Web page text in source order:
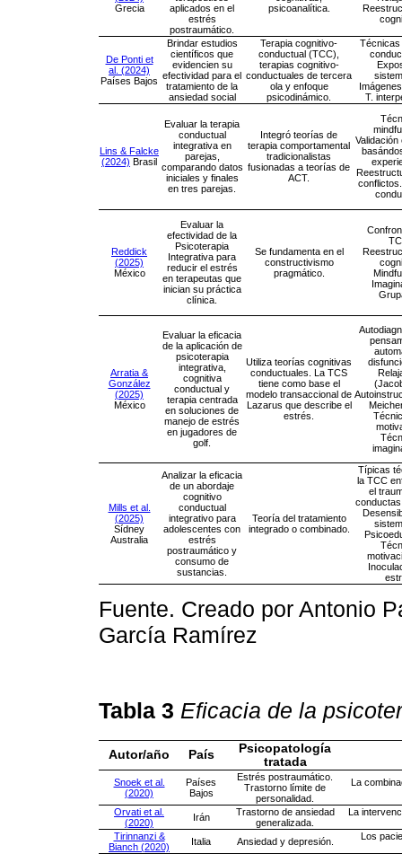
Grecia
aplicados en el
estrés
postraumático.
psicoanalítica.
De Ponti et
al. (2024)
Países Bajos
Brindar estudios
científicos que
evidencien su
efectividad para el
tratamiento de la
ansiedad social
Terapia cognitivo-
conductual (TCC),
terapias cognitivo-
conductuales de tercera
ola y enfoque
psicodinámico.
Técnicas
T.
Lins & Falcke
(2024) Brasil
Evaluar la terapia
conductual
integrativa en
parejas,
comparando datos
iniciales y finales
en tres parejas.
Integró teorías de
terapia comportamental
tradicionalistas
fusionadas a teorías de
ACT.
Validación
Reddick
(2025)
México
Evaluar la
efectividad de la
Psicoterapia
Integrativa para
reducir el estrés
en terapeutas que
inician su práctica
clínica.
Se fundamenta en el
constructivismo
pragmático.
Arratia &
González
(2025)
México
Evaluar la eficacia
de la aplicación de
psicoterapia
integrativa,
cognitiva
conductual y
terapia centrada
en soluciones de
manejo de estrés
en jugadores de
golf.
Utiliza teorías cognitivas
conductuales. La TCS
tiene como base el
modelo transaccional de
Lazarus que describe el
estrés.
Mills et al.
(2025)
Sídney
Australia
Analizar la eficacia
de un abordaje
cognitivo
conductual
integrativo para
adolescentes con
estrés
postraumático y
consumo de
sustancias.
Teoría del tratamiento
integrado o combinado.
Típicas
la TCC
el
Fuente. Creado por Antonio
García Ramírez
Tabla 3 Eficacia de la
Autor/año País
Psicopatología
tratada
Snoek et al.
(2020)
Países
Bajos
Estrés postraumático.
Trastorno límite de
personalidad.
La
Orvati et al.
(2020)
Irán
Trastorno de ansiedad
generalizada.
La
Tirinnanzi &
Bianch (2020)
Italia Ansiedad y depresión. Los